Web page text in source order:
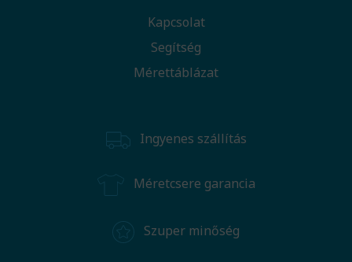
Kapcsolat
Segítség
Mérettáblázat
Ingyenes szállítás
Méretcsere garancia
Szuper minőség